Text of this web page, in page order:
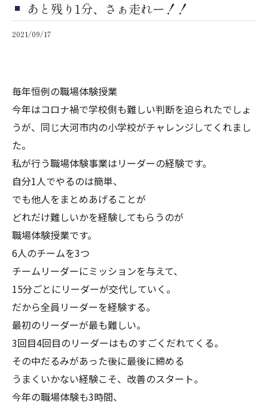
あと残り1分、さぁ走れー！！
2021/09/17
毎年恒例の職場体験授業
今年はコロナ禍で学校側も難しい判断を迫られたでしょ
うが、同じ大河市内の小学校がチャレンジしてくれまし
た。
私が行う職場体験事業はリーダーの経験です。
自分1人でやるのは簡単、
でも他人をまとめあげることが
どれだけ難しいかを経験してもらうのが
職場体験授業です。
6人のチームを3つ
チームリーダーにミッションを与えて、
15分ごとにリーダーが交代していく。
だから全員リーダーを経験する。
最初のリーダーが最も難しい。
3回目4回目のリーダーはものすごくだれてくる。
その中だるみがあった後に最後に締める
うまくいかない経験こそ、改善のスタート。
今年の職場体験も3時間、